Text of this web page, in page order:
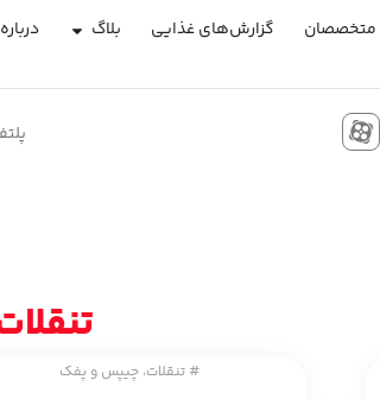
گزارش‌های غذایی بلاگ
# تنقلات، چیپس و پفک